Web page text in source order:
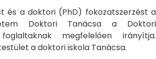
és a doktori (PhD) fokozatszerzést a
Doktori Tanácsa a Doktori
megfelelően irányítja.
a doktori iskola Tanácsa.